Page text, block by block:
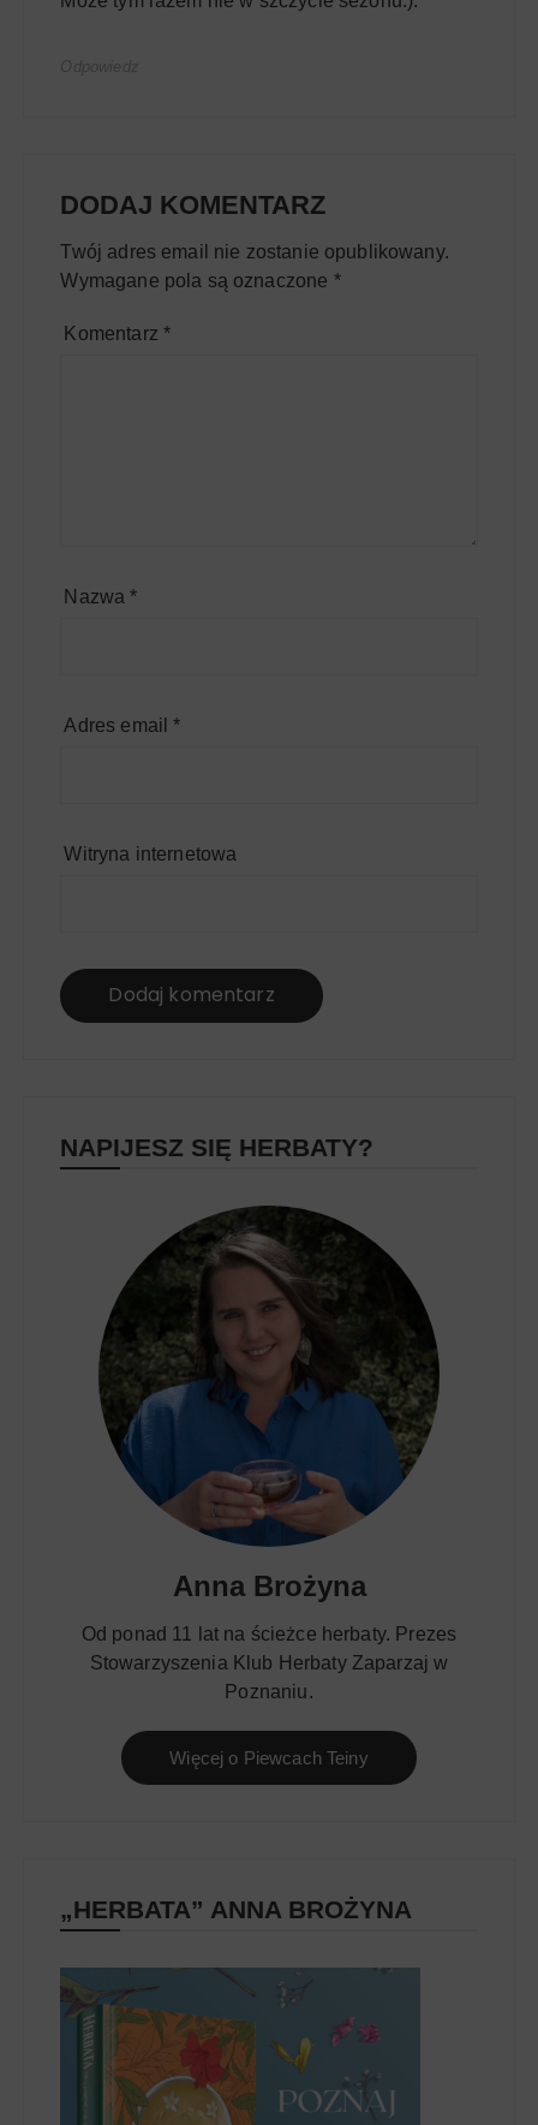
DODAJ KOMENTARZ
Twój adres email nie zostanie opublikowany.
Wymagane pola są oznaczone *
Komentarz *
Nazwa*
Adres email*
Witryna internetowa
NAPIJESZ SIĘ HERBATY?
Anna Brożyna
Od ponad 11 lat na ścieżce herbaty. Prezes
Stowarzyszenia Klub Herbaty Zaparzaj w
Poznaniu.
Więcej o Piewcach Teiny
„HERBATA” ANNA BROŻYNA